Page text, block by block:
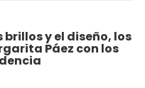
y el diseño, los
Páez con los